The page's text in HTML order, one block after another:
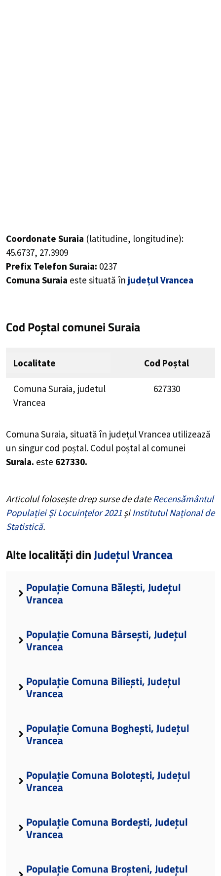
Coordonate Suraia (latitudine, longitudine):
45.6737, 27.3909
Prefix Telefon Suraia: 0237
Comuna Suraia este situată în județul Vrancea
Cod Poștal comunei Suraia
Localitate Cod Poștal
Comuna Suraia, judetul
Vrancea
627330
Comuna Suraia, situată în județul Vrancea utilizează
un singur cod poștal. Codul poștal al comunei
Suraia. este 627330.
Articolul folosește drep surse de dateRecensământul
Populației Și Locuințelor 2021 șiInstitutul Național de
Statistică.
Alte localități dinJudețul Vrancea
Populație Comuna Bălești, Județul
Vrancea
Populație Comuna Bârsești, Județul
Vrancea
Populație Comuna Biliești, Județul
Vrancea
Populație Comuna Boghești, Județul
Vrancea
Populație Comuna Bolotești, Județul
Vrancea
Populație Comuna Bordești, Județul
Vrancea
Populație Comuna Broșteni, Județul